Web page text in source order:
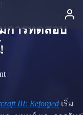
การทดสอบ
III: Reforged เริ่ม